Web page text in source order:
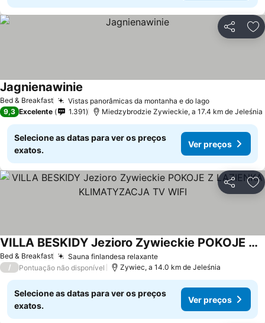
Partilhar
Bed & Breakfast Vistas panorâmicas da montanha e do lagoVer preços
Jagnienawinie
9,3 Excelente 1.391 Miedzybrodzie Zywieckie, a 17.4 km de Jeleśnia
Selecione as datas para ver os preços
exatos.
Ver preços
Partilhar
Bed & Breakfast Sauna finlandesa relaxanteVer preços
VILLA BESKIDY Jezioro Zywieckie POKOJE Z LAZIENKA KLIMATYZACJA TV WIFI
Ver preços
/ Pontuação não disponível Zywiec, a 14.0 km de Jeleśnia
Selecione as datas para ver os preços
exatos.
Ver preços